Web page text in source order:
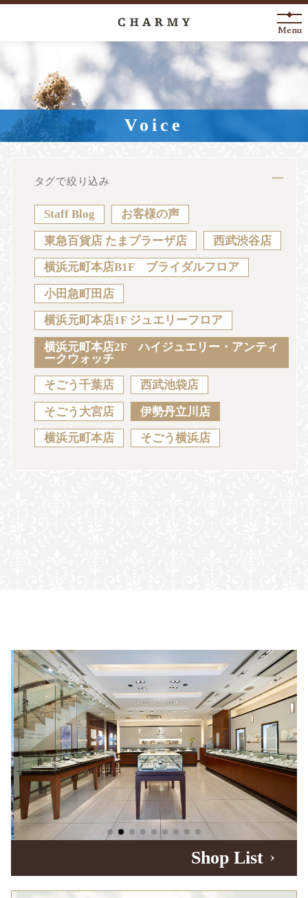
New Arrival
About
Engagement Ring
Anniversary
News Blog
Sustainability Voice Catalog
JA EN CH KO
Menu
Voice
タグで絞り込み
Staff Blog お客様の声
東急百貨店 たまプラーザ店 西武渋谷店
横浜元町本店B1F ブライダルフロア
小田急町田店
横浜元町本店1F ジュエリーフロア
横浜元町本店2F ハイジュエリー・アンティ
ークウォッチ
そごう千葉店 西武池袋店
そごう大宮店 伊勢丹立川店
横浜元町本店 そごう横浜店
Shop List